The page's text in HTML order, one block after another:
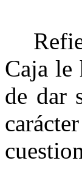
Caja le
de dar